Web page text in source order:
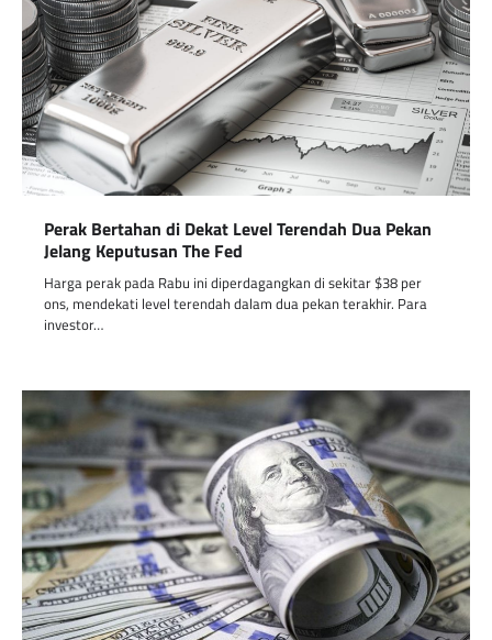
Perak Bertahan di Dekat Level Terendah Dua Pekan
Jelang Keputusan The Fed
Harga perak pada Rabu ini diperdagangkan di sekitar $38 per
ons, mendekati level terendah dalam dua pekan terakhir. Para
investor…